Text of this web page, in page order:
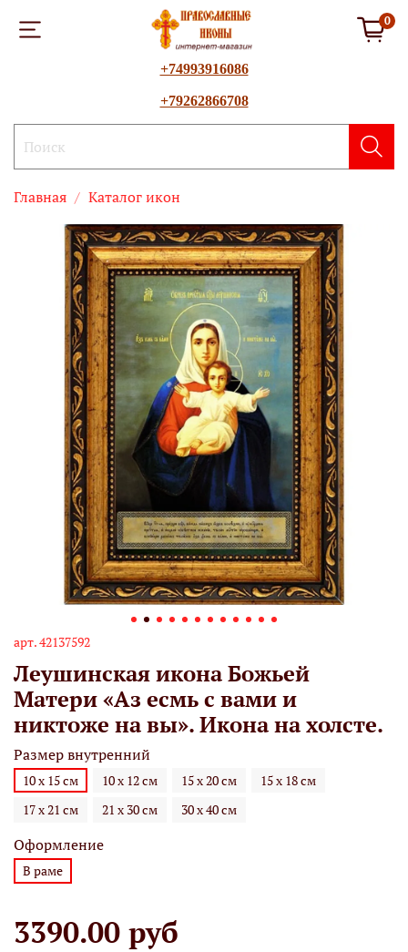
0
+74993916086
+79262866708
Главная Каталог икон
арт.42137592
Леушинская икона Божьей
Матери «Аз есмь с вами и
никтоже на вы». Икона на холсте.
Размер внутренний
10 х 15 см 10 х 12 см 15 х 20 см
15 х 18 см
17 х 21 см
21 х 30 см 30 х 40 см
Оформление
В раме
3390.00 руб